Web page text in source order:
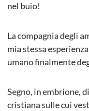
nel buio!
La compagnia degli
mia stessa
umano finalmente
Segno, in embrione,
cristiana sulle cui